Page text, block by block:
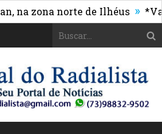
zona norte de Ilhéus » *Vasco